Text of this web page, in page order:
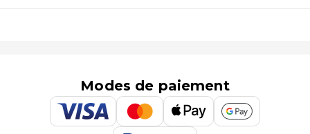
Modes de paiement